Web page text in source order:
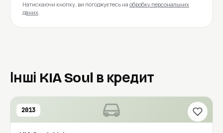
Натискаючи кнопку, ви погоджуєтесь на обробку персональних
даних.
Інші KIA Soul в кредит
2013